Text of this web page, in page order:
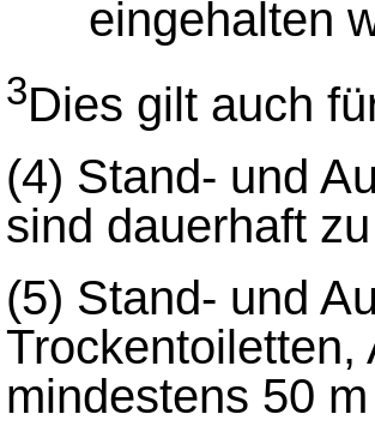
eingehalten
3Dies gilt auch
(4) Stand- und
sind dauerhaft
(5) Stand- und
Trockentoiletten,
mindestens 50